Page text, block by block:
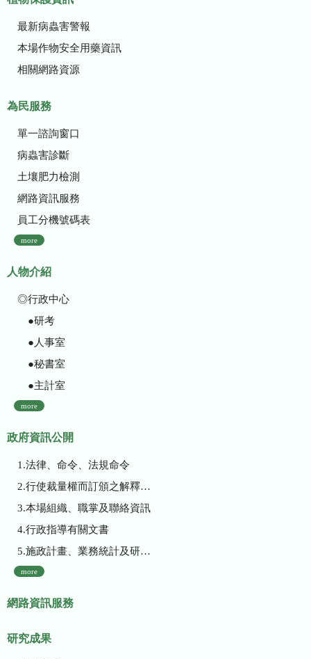
最新病蟲害警報
本場作物安全用藥資訊
相關網路資源
為民服務
單一諮詢窗口
病蟲害診斷
土壤肥力檢測
網路資訊服務
員工分機號碼表
more
人物介紹
◎行政中心
●研考
●人事室
●秘書室
●主計室
more
政府資訊公開
1.法律、命令、法規命令
2.行使裁量權而訂頒之解釋性規定及裁量基準
3.本場組織、職掌及聯絡資訊
4.行政指導有關文書
5.施政計畫、業務統計及研究報告
more
網路資訊服務
研究成果